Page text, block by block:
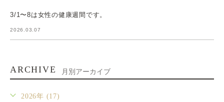
3/1〜8は女性の健康週間です。
2026.03.07
ARCHIVE 月別アーカイブ
2026年 (17)